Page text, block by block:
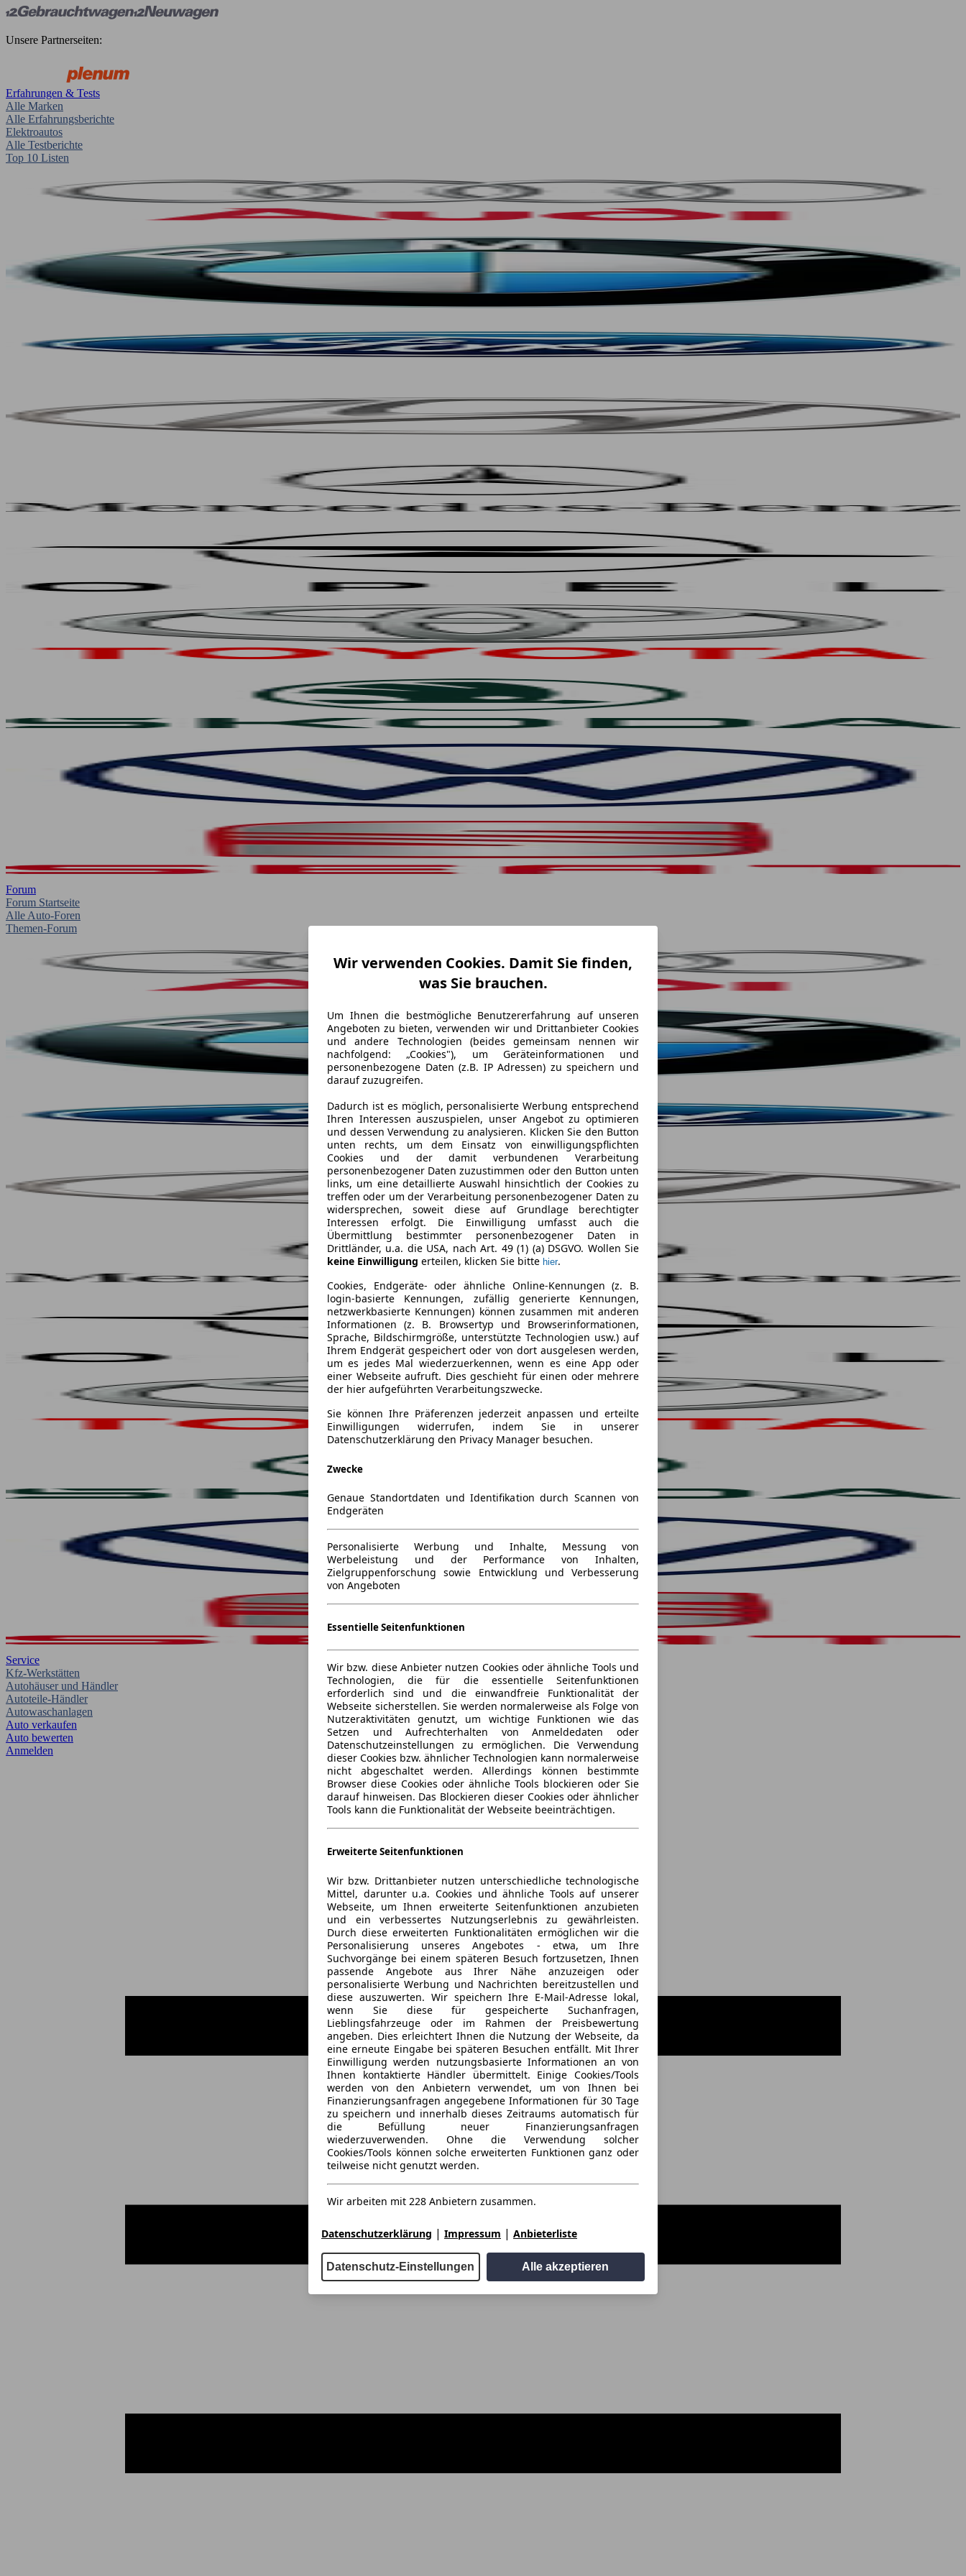
Unsere Partnerseiten:
Erfahrungen & Tests
Alle Marken
Alle Erfahrungsberichte
Elektroautos
Alle Testberichte
Top 10 Listen
Forum
Forum Startseite
Alle Auto-Foren
Themen-Forum
Service
Kfz-Werkstätten
Autohäuser und Händler
Autoteile-Händler
Autowaschanlagen
Auto verkaufen
Auto bewerten
Anmelden
Wir verwenden Cookies. Damit Sie finden,
was Sie brauchen.
Um Ihnen die bestmögliche Benutzererfahrung auf unseren
Angeboten zu bieten, verwenden wir und Drittanbieter Cookies
und andere Technologien (beides gemeinsam nennen wir
nachfolgend: „Cookies"), um Geräteinformationen und
personenbezogene Daten (z.B. IP Adressen) zu speichern und
darauf zuzugreifen.
Dadurch ist es möglich, personalisierte Werbung entsprechend
Ihren Interessen auszuspielen, unser Angebot zu optimieren
und dessen Verwendung zu analysieren. Klicken Sie den Button
unten rechts, um dem Einsatz von einwilligungspflichten
Cookies und der damit verbundenen Verarbeitung
personenbezogener Daten zuzustimmen oder den Button unten
links, um eine detaillierte Auswahl hinsichtlich der Cookies zu
treffen oder um der Verarbeitung personenbezogener Daten zu
widersprechen, soweit diese auf Grundlage berechtigter
Interessen erfolgt. Die Einwilligung umfasst auch die
Übermittlung bestimmter personenbezogener Daten in
Drittländer, u.a. die USA, nach Art. 49 (1) (a) DSGVO. Wollen Sie
keine Einwilligung erteilen, klicken Sie bitte hier.
Cookies, Endgeräte- oder ähnliche Online-Kennungen (z. B.
login-basierte Kennungen, zufällig generierte Kennungen,
netzwerkbasierte Kennungen) können zusammen mit anderen
Informationen (z. B. Browsertyp und Browserinformationen,
Sprache, Bildschirmgröße, unterstützte Technologien usw.) auf
Ihrem Endgerät gespeichert oder von dort ausgelesen werden,
um es jedes Mal wiederzuerkennen, wenn es eine App oder
einer Webseite aufruft. Dies geschieht für einen oder mehrere
der hier aufgeführten Verarbeitungszwecke.
Sie können Ihre Präferenzen jederzeit anpassen und erteilte
Einwilligungen widerrufen, indem Sie in unserer
Datenschutzerklärung den Privacy Manager besuchen.
Zwecke
Genaue Standortdaten und Identifikation durch Scannen von
Endgeräten
Personalisierte Werbung und Inhalte, Messung von
Werbeleistung und der Performance von Inhalten,
Zielgruppenforschung sowie Entwicklung und Verbesserung
von Angeboten
Essentielle Seitenfunktionen
Wir bzw. diese Anbieter nutzen Cookies oder ähnliche Tools und
Technologien, die für die essentielle Seitenfunktionen
erforderlich sind und die einwandfreie Funktionalität der
Webseite sicherstellen. Sie werden normalerweise als Folge von
Nutzeraktivitäten genutzt, um wichtige Funktionen wie das
Setzen und Aufrechterhalten von Anmeldedaten oder
Datenschutzeinstellungen zu ermöglichen. Die Verwendung
dieser Cookies bzw. ähnlicher Technologien kann normalerweise
nicht abgeschaltet werden. Allerdings können bestimmte
Browser diese Cookies oder ähnliche Tools blockieren oder Sie
darauf hinweisen. Das Blockieren dieser Cookies oder ähnlicher
Tools kann die Funktionalität der Webseite beeinträchtigen.
Erweiterte Seitenfunktionen
Wir bzw. Drittanbieter nutzen unterschiedliche technologische
Mittel, darunter u.a. Cookies und ähnliche Tools auf unserer
Webseite, um Ihnen erweiterte Seitenfunktionen anzubieten
und ein verbessertes Nutzungserlebnis zu gewährleisten.
Durch diese erweiterten Funktionalitäten ermöglichen wir die
Personalisierung unseres Angebotes - etwa, um Ihre
Suchvorgänge bei einem späteren Besuch fortzusetzen, Ihnen
passende Angebote aus Ihrer Nähe anzuzeigen oder
personalisierte Werbung und Nachrichten bereitzustellen und
diese auszuwerten. Wir speichern Ihre E-Mail-Adresse lokal,
wenn Sie diese für gespeicherte Suchanfragen,
Lieblingsfahrzeuge oder im Rahmen der Preisbewertung
angeben. Dies erleichtert Ihnen die Nutzung der Webseite, da
eine erneute Eingabe bei späteren Besuchen entfällt. Mit Ihrer
Einwilligung werden nutzungsbasierte Informationen an von
Ihnen kontaktierte Händler übermittelt. Einige Cookies/Tools
werden von den Anbietern verwendet, um von Ihnen bei
Finanzierungsanfragen angegebene Informationen für 30 Tage
zu speichern und innerhalb dieses Zeitraums automatisch für
die Befüllung neuer Finanzierungsanfragen
wiederzuverwenden. Ohne die Verwendung solcher
Cookies/Tools können solche erweiterten Funktionen ganz oder
teilweise nicht genutzt werden.
Wir arbeiten mit 228 Anbietern zusammen.
Datenschutzerklärung | Impressum | Anbieterliste
Datenschutz-Einstellungen Alle akzeptieren